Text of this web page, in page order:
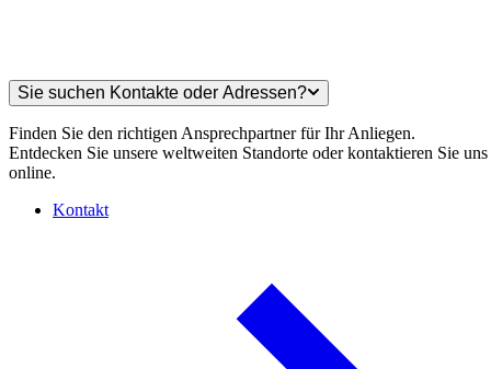
Sie suchen Kontakte oder Adressen?
Finden Sie den richtigen Ansprechpartner für Ihr Anliegen.
Entdecken Sie unsere weltweiten Standorte oder kontaktieren Sie uns
online.
Kontakt